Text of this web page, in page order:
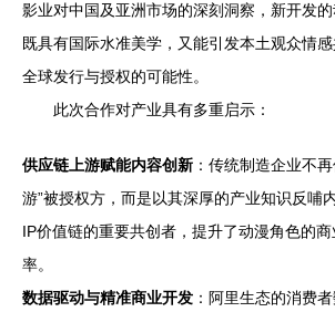
影业对中国及亚洲市场的深刻洞察，新开发
既具有国际水准美学，又能引发本土观众情
全球发行与授权的可能性。
此次合作对产业具有多重启示：
供应链上游赋能内容创新 ：传统制造企业不
游”被授权方，而是以其深厚的产业知识反哺
IP价值链的重要共创者，提升了动漫角色的
率。
数据驱动与精准商业开发 ：阿里生态的消费